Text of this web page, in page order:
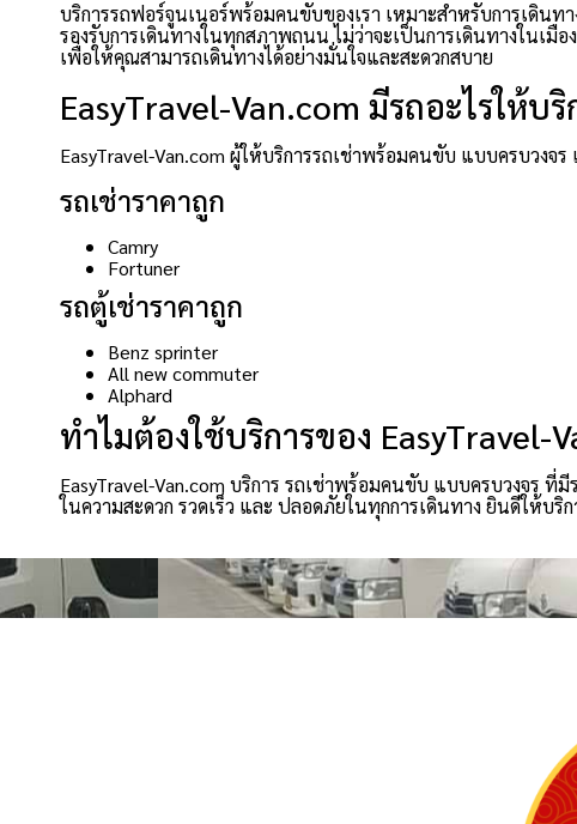
บริการรถฟอร์จูนเนอร์พร้อมคนขับของเรา เหมาะสำหรับการเดิน
รองรับการเดินทางในทุกสภาพถนน ไม่ว่าจะเป็นการเดินทางในเ
เพื่อให้คุณสามารถเดินทางได้อย่างมั่นใจและสะดวกสบาย
EasyTravel-Van.com มีรถอะไรให้บริ
EasyTravel-Van.com ผู้ให้บริการรถเช่าพร้อมคนขับ แบบครบวงจ
รถเช่าราคาถูก
Camry
Fortuner
รถตู้เช่าราคาถูก
Benz sprinter
All new commuter
Alphard
ทำไมต้องใช้บริการของ EasyTravel-
EasyTravel-Van.com บริการ รถเช่าพร้อมคนขับ แบบครบวงจร ที่
ในความสะดวก รวดเร็ว และ ปลอดภัยในทุกการเดินทาง ยินดีให้บ